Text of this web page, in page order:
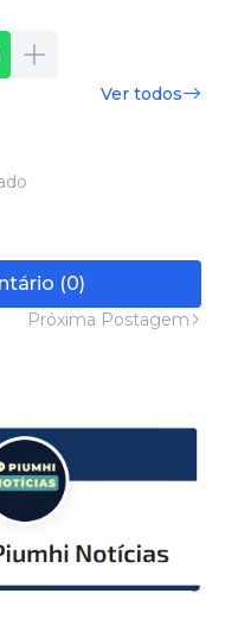
Ver todos
(0)
Próxima Postagem